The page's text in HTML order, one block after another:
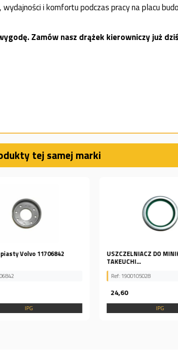
i komfortu podczas pracy na placu
Zamów nasz drążek kierowniczy już
tej samej marki
DO MINIKOPARKI
1900105028
Pierścień Cat
Ref: 8P2022
69,38